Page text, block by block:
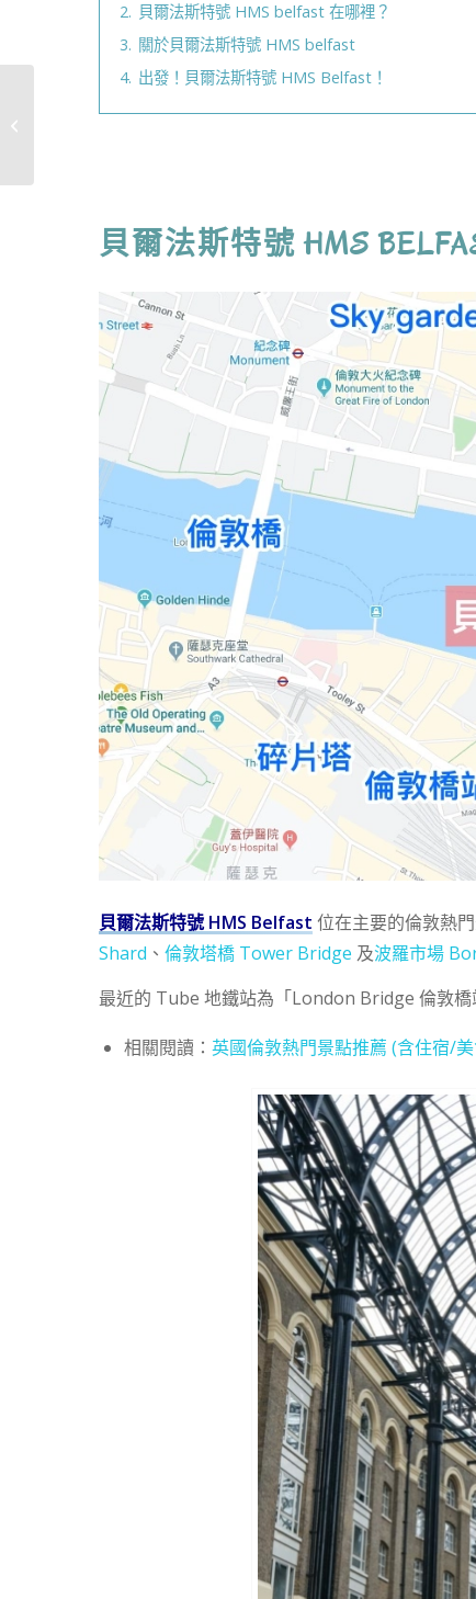
2. 貝爾法斯特號 HMS belfast 在哪裡？
3. 關於貝爾法斯特號 HMS belfast
4. 出發！貝爾法斯特號 HMS Belfast！
貝爾法斯特號 HMS
貝爾法斯特號 HMS Belfast 位在主要的倫敦熱
Shard 、倫敦塔橋 Tower Bridge 及波羅市場
最近的 Tube 地鐵站為「London Bridge 倫敦
相關閱讀：英國倫敦熱門景點推薦 (含住宿/